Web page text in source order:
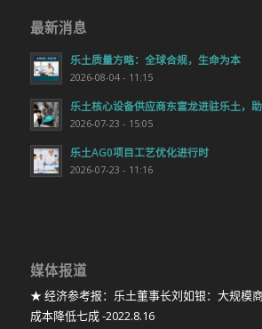
最新消息
乐土质量方略：全球合规，生命为本
2026-08-04 - 11:15
乐土核心设备供应商东富龙进驻乐土，
2026-07-23 - 15:05
乐土AG0项目工艺优化进行时
2026-07-23 - 11:16
媒体报道
★ 经济参考报：乐土董事长刘如银：大规模
成本降低七成 -2022.8.16